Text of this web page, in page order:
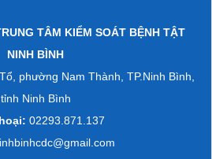
TÂM KIỂM SOÁT BỆNH TẬT
NINH BÌNH
phường Nam Thành, TP.Ninh Bình,
tỉnh Ninh Bình
02293.871.137